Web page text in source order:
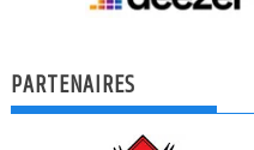
PARTENAIRES